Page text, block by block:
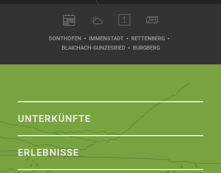
SONTHOFEN IMMENSTADT
RETTENBERG
BLAICHACH-GUNZESRIED
BURGBERG
UNTERKÜNFTE
ERLEBNISSE